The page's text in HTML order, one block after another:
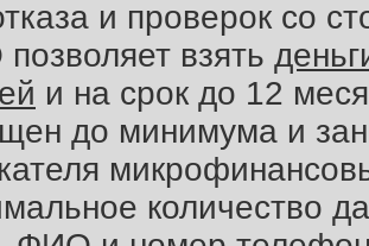
и проверок со
взять
и на срок до 12
до минимума и
количество